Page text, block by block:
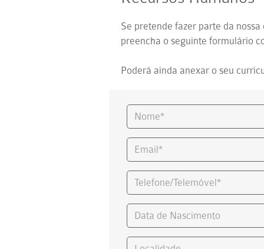
Se pretende fazer parte da
preencha o seguinte formulário
Poderá ainda anexar o seu